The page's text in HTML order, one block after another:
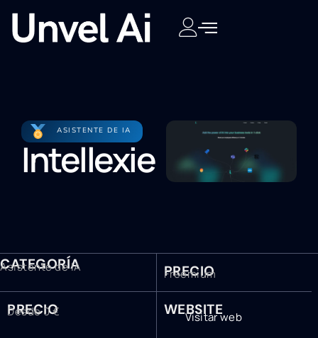
ASISTENTE DE IA
Intellexie
CATEGORÍA
Asistente de IA PRECIO
Freemium
PRECIO
Desde 0 € WEBSITE
Visitar web